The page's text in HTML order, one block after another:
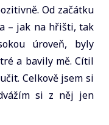
Od začátku
– jak na hřišti, tak
úroveň, byly
a bavily mě. Cítil
Celkově jsem si
si z něj jen